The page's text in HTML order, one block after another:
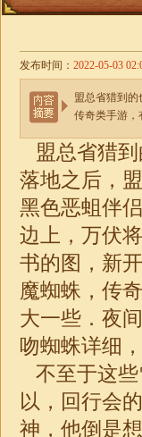
发布时间： 2022-05-03
盟总省猎到
传奇类手游，
盟总省猎到
落地之后，
黑色恶蛆伴
边上，万伏
书的图，新
魔蜘蛛，传
大一些．夜
吻蜘蛛详细
不至于这些
以，回行会
神，他倒是